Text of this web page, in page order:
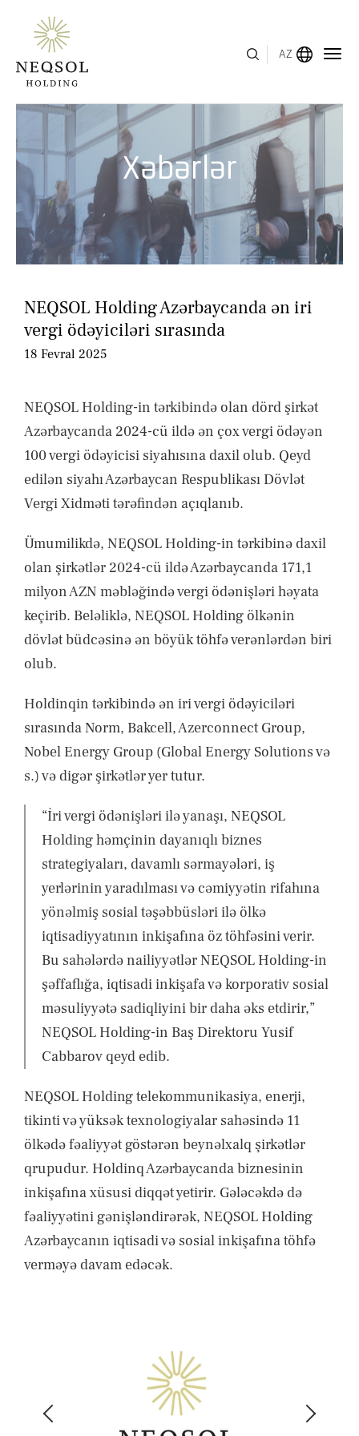
AZ
Xəbərlər
NEQSOL Holding Azərbaycanda ən iri
vergi ödəyiciləri sırasında
18 Fevral 2025
NEQSOL Holding-in tərkibində olan dörd şirkət
Azərbaycanda 2024-cü ildə ən çox vergi ödəyən
100 vergi ödəyicisi siyahısına daxil olub. Qeyd
edilən siyahı Azərbaycan Respublikası Dövlət
Vergi Xidməti tərəfindən açıqlanıb.
Ümumilikdə, NEQSOL Holding-in tərkibinə daxil
olan şirkətlər 2024-cü ildə Azərbaycanda 171,1
milyon AZN məbləğində vergi ödənişləri həyata
keçirib. Beləliklə, NEQSOL Holding ölkənin
dövlət büdcəsinə ən böyük töhfə verənlərdən biri
olub.
Holdinqin tərkibində ən iri vergi ödəyiciləri
sırasında Norm, Bakcell, Azerconnect Group,
Nobel Energy Group (Global Energy Solutions və
s.) və digər şirkətlər yer tutur.
“İri vergi ödənişləri ilə yanaşı, NEQSOL
Holding həmçinin dayanıqlı biznes
strategiyaları, davamlı sərmayələri, iş
yerlərinin yaradılması və cəmiyyətin rifahına
yönəlmiş sosial təşəbbüsləri ilə ölkə
iqtisadiyyatının inkişafına öz töhfəsini verir.
Bu sahələrdə nailiyyətlər NEQSOL Holding-in
şəffaflığa, iqtisadi inkişafa və korporativ sosial
məsuliyyətə sadiqliyini bir daha əks etdirir,”
NEQSOL Holding-in Baş Direktoru Yusif
Cabbarov qeyd edib.
NEQSOL Holding telekommunikasiya, enerji,
tikinti və yüksək texnologiyalar sahəsində 11
ölkədə fəaliyyət göstərən beynəlxalq şirkətlər
qrupudur. Holdinq Azərbaycanda biznesinin
inkişafına xüsusi diqqət yetirir. Gələcəkdə də
fəaliyyətini gənişləndirərək, NEQSOL Holding
Azərbaycanın iqtisadi və sosial inkişafına töhfə
verməyə davam edəcək.
MENYU
HAQQIMIZDA
BIZNES SEQMENTLƏRI
İNSAN KAPITALI
İNVESTOR ƏLAQƏLƏRI
ƏLAQƏ